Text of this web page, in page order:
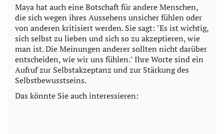
Maya hat auch eine Botschaft für andere Menschen,
die sich wegen ihres Aussehens unsicher fühlen oder
von anderen kritisiert werden. Sie sagt: "Es ist wichtig,
sich selbst zu lieben und sich so zu akzeptieren, wie
man ist. Die Meinungen anderer sollten nicht darüber
entscheiden, wie wir uns fühlen." Ihre Worte sind ein
Aufruf zur Selbstakzeptanz und zur Stärkung des
Selbstbewusstseins.
Das könnte Sie auch interessieren: